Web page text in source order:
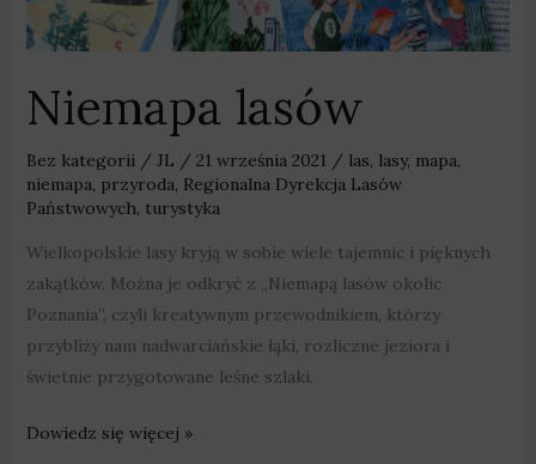
Niemapa lasów
Bez kategorii/ JL / 21 września 2021 / las, lasy, mapa,
niemapa, przyroda, Regionalna Dyrekcja Lasów
Państwowych, turystyka
Wielkopolskie lasy kryją w sobie wiele tajemnic i pięknych
zakątków. Można je odkryć z „Niemapą lasów okolic
Poznania”, czyli kreatywnym przewodnikiem, którzy
przybliży nam nadwarciańskie łąki, rozliczne jeziora i
świetnie przygotowane leśne szlaki.
Dowiedz się więcej »